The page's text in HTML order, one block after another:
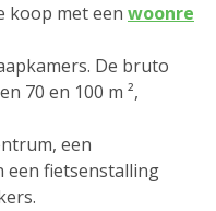
koop met een woonre
De bruto
70 en 100 m ²,
een
een fietsenstalling